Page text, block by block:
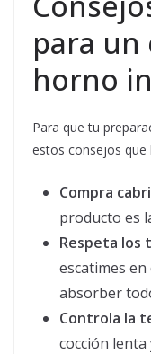
para un
horno
Para que tu
estos consejos que
Compra
producto es
Respeta los
escatimes
absorber
Controla la
cocción lenta